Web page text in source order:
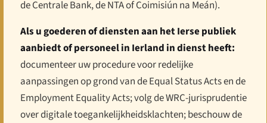
de Centrale Bank, de NTA of Coimisiún na Meán).
Als u goederen of diensten aan het Ierse publiek
aanbiedt of personeel in Ierland in dienst heeft:
documenteer uw procedure voor redelijke
aanpassingen op grond van de Equal Status Acts en de
Employment Equality Acts; volg de WRC-jurisprudentie
over digitale toegankelijkheidsklachten; beschouw de